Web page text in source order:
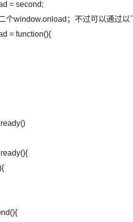
= second;
个window.onload；不过可以通过以
= function(){